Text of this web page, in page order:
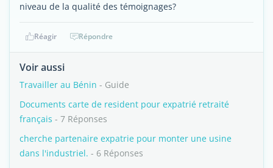
niveau de la qualité des témoignages?
Réagir Répondre
Voir aussi
Travailler au Bénin - Guide
Documents carte de resident pour expatrié retraité
français - 7 Réponses
cherche partenaire expatrie pour monter une usine
dans l'industriel. - 6 Réponses